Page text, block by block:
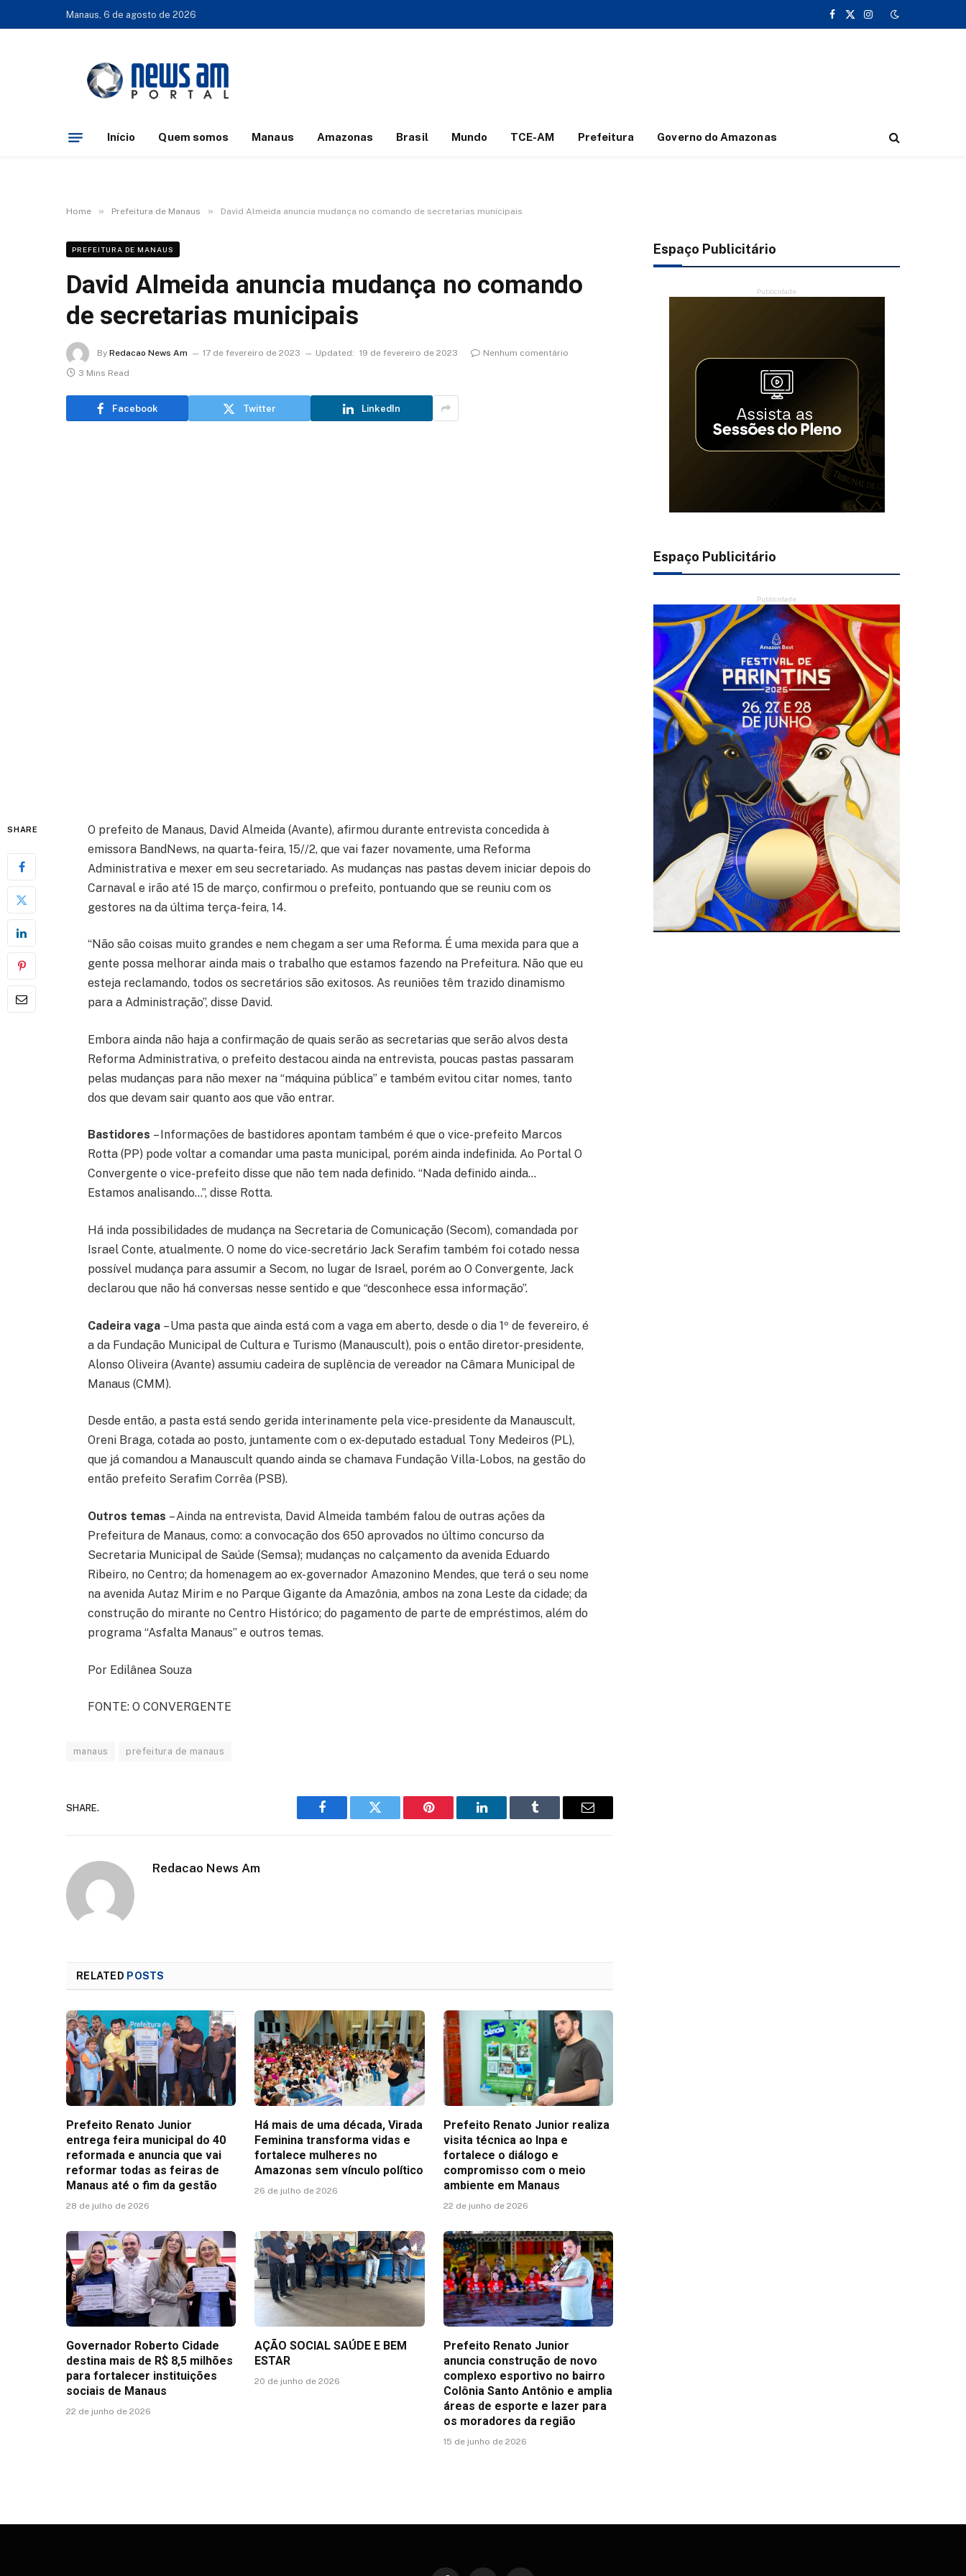
Manaus, 6 de agosto de 2026
Facebook
X
Instagram
Início Quem somos Manaus Amazonas Brasil Mundo TCE-AM Prefeitura Governo do Amazonas
Home » Prefeitura de Manaus » David Almeida anuncia mudança no comando de secretarias municipais
PREFEITURA DE MANAUS
David Almeida anuncia mudança no comando
de secretarias municipais
By Redacao News Am 17 de fevereiro de 2023 Updated: 19 de fevereiro de 2023
Nenhum comentário
3 Mins Read
Facebook Twitter LinkedIn
SHARE
O prefeito de Manaus, David Almeida (Avante), afirmou durante entrevista concedida à
emissora BandNews, na quarta-feira, 15//2, que vai fazer novamente, uma Reforma
Administrativa e mexer em seu secretariado. As mudanças nas pastas devem iniciar depois do
Carnaval e irão até 15 de março, confirmou o prefeito, pontuando que se reuniu com os
gestores na da última terça-feira, 14.
“Não são coisas muito grandes e nem chegam a ser uma Reforma. É uma mexida para que a
gente possa melhorar ainda mais o trabalho que estamos fazendo na Prefeitura. Não que eu
esteja reclamando, todos os secretários são exitosos. As reuniões têm trazido dinamismo
para a Administração”, disse David.
Embora ainda não haja a confirmação de quais serão as secretarias que serão alvos desta
Reforma Administrativa, o prefeito destacou ainda na entrevista, poucas pastas passaram
pelas mudanças para não mexer na “máquina pública” e também evitou citar nomes, tanto
dos que devam sair quanto aos que vão entrar.
Bastidores – Informações de bastidores apontam também é que o vice-prefeito Marcos
Rotta (PP) pode voltar a comandar uma pasta municipal, porém ainda indefinida. Ao Portal O
Convergente o vice-prefeito disse que não tem nada definido. “Nada definido ainda…
Estamos analisando…”, disse Rotta.
Há inda possibilidades de mudança na Secretaria de Comunicação (Secom), comandada por
Israel Conte, atualmente. O nome do vice-secretário Jack Serafim também foi cotado nessa
possível mudança para assumir a Secom, no lugar de Israel, porém ao O Convergente, Jack
declarou que não há conversas nesse sentido e que “desconhece essa informação”.
Cadeira vaga– Uma pasta que ainda está com a vaga em aberto, desde o dia 1º de fevereiro, é
a da Fundação Municipal de Cultura e Turismo (Manauscult), pois o então diretor-presidente,
Alonso Oliveira (Avante) assumiu cadeira de suplência de vereador na Câmara Municipal de
Manaus (CMM).
Desde então, a pasta está sendo gerida interinamente pela vice-presidente da Manauscult,
Oreni Braga, cotada ao posto, juntamente com o ex-deputado estadual Tony Medeiros (PL),
que já comandou a Manauscult quando ainda se chamava Fundação Villa-Lobos, na gestão do
então prefeito Serafim Corrêa (PSB).
Outros temas – Ainda na entrevista, David Almeida também falou de outras ações da
Prefeitura de Manaus, como: a convocação dos 650 aprovados no último concurso da
Secretaria Municipal de Saúde (Semsa); mudanças no calçamento da avenida Eduardo
Ribeiro, no Centro; da homenagem ao ex-governador Amazonino Mendes, que terá o seu nome
na avenida Autaz Mirim e no Parque Gigante da Amazônia, ambos na zona Leste da cidade; da
construção do mirante no Centro Histórico; do pagamento de parte de empréstimos, além do
programa “Asfalta Manaus” e outros temas.
Por Edilânea Souza
FONTE: O CONVERGENTE
manaus prefeitura de manaus
SHARE.
Facebook Twitter Pinterest LinkedIn Tumblr Email
Redacao News Am
RELATED POSTS
Prefeito Renato Junior
entrega feira municipal do 40
reformada e anuncia que vai
reformar todas as feiras de
Manaus até o fim da gestão
28 de julho de 2026
Há mais de uma década, Virada
Feminina transforma vidas e
fortalece mulheres no
Amazonas sem vínculo político
26 de julho de 2026
Prefeito Renato Junior realiza
visita técnica ao Inpa e
fortalece o diálogo e
compromisso com o meio
ambiente em Manaus
22 de junho de 2026
Governador Roberto Cidade
destina mais de R$ 8,5 milhões
para fortalecer instituições
sociais de Manaus
22 de junho de 2026
AÇÃO SOCIAL SAÚDE E BEM
ESTAR
20 de junho de 2026
Prefeito Renato Junior
anuncia construção de novo
complexo esportivo no bairro
Colônia Santo Antônio e amplia
áreas de esporte e lazer para
os moradores da região
15 de junho de 2026
Espaço Publicitário
Publicidade
Espaço Publicitário
Publicidade